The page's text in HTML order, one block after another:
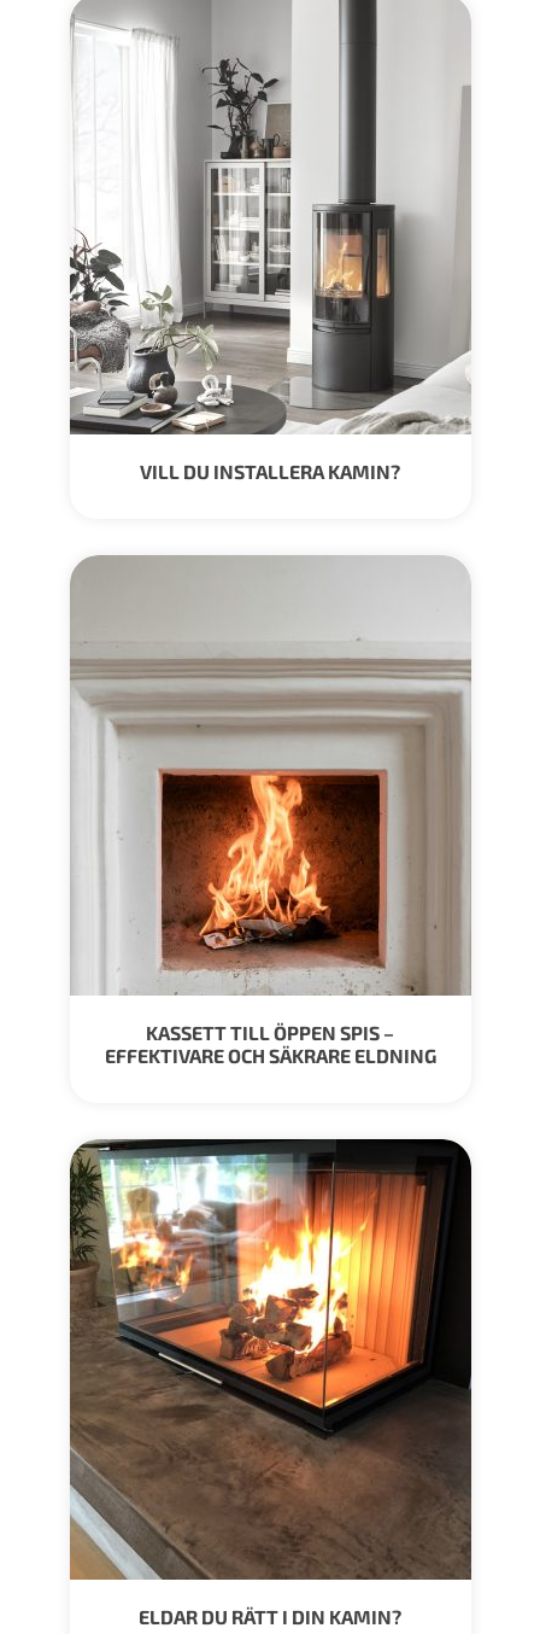
VILL DU INSTALLERA KAMIN?
KASSETT TILL ÖPPEN SPIS –
EFFEKTIVARE OCH SÄKRARE ELDNING
ELDAR DU RÄTT I DIN KAMIN?